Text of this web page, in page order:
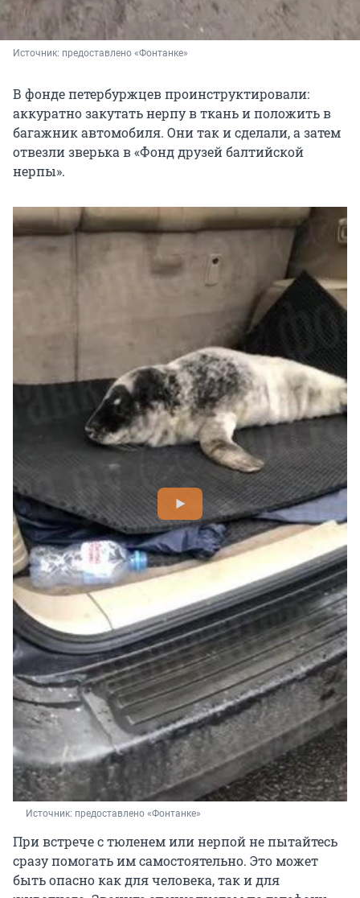
Источник: предоставлено «Фонтанке»
В фонде петербуржцев проинструктировали:
аккуратно закутать нерпу в ткань и положить в
багажник автомобиля. Они так и сделали, а затем
отвезли зверька в «Фонд друзей балтийской
нерпы».
Источник: предоставлено «Фонтанке»
При встрече с тюленем или нерпой не пытайтесь
сразу помогать им самостоятельно. Это может
быть опасно как для человека, так и для